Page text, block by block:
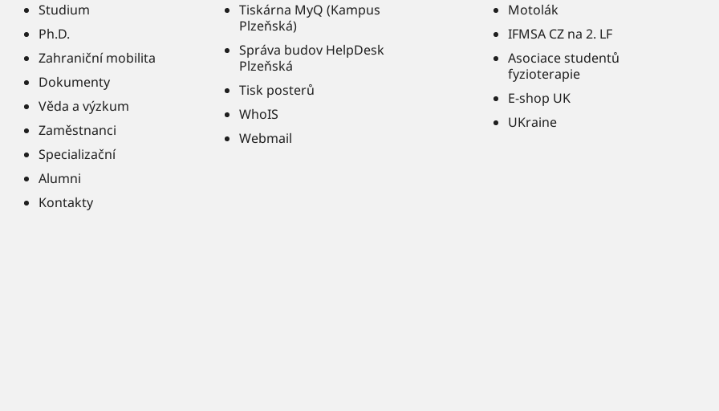
Studium
Ph.D.
Zahraniční mobilita
Dokumenty
Věda a výzkum
Zaměstnanci
Specializační
Alumni
Kontakty
Tiskárna MyQ (Kampus
Plzeňská)
Správa budov HelpDesk
Plzeňská
Tisk posterů
WhoIS
Webmail
Motolák
IFMSA CZ na 2. LF
Asociace studentů
fyzioterapie
E-shop UK
UKraine